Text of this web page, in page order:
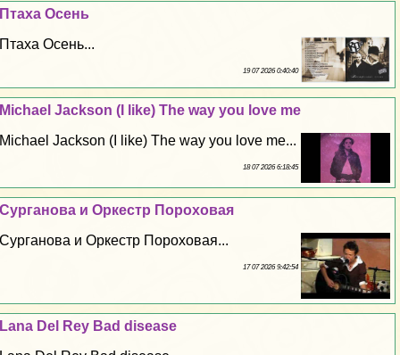
Птаха Осень
Птаха Осень...
19 07 2026 0:40:40
Michael Jackson (I like) The way you love me
Michael Jackson (I like) The way you love me...
18 07 2026 6:18:45
Сурганова и Оркестр Пороховая
Сурганова и Оркестр Пороховая...
17 07 2026 9:42:54
Lana Del Rey Bad disease